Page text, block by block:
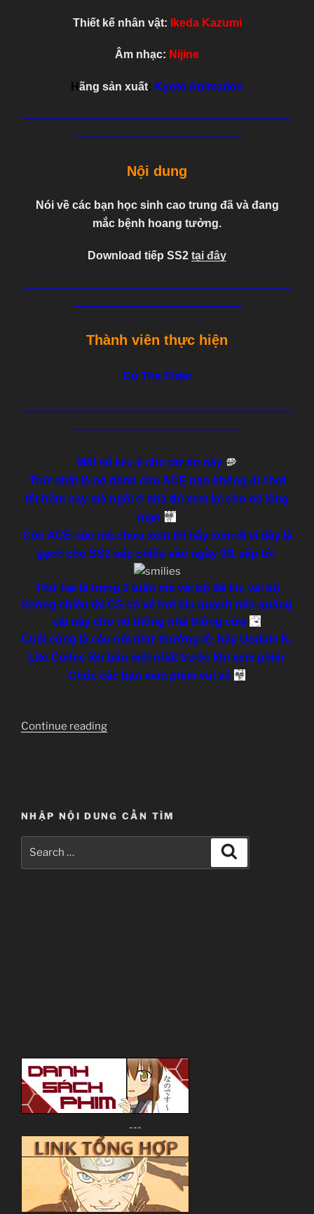
Thiết kế nhân vật: Ikeda Kazumi
Âm nhạc: Nijine
H ãng sản xuất: Kyoto Animation
————————————————————————
———————————————
Nội dung
Nói về các bạn học sinh cao trung đã và đang
mắc bệnh hoang tưởng.
Download tiếp SS2 tại đây
————————————————————————
———————————————
Thành viên thực hiện
Cú The Elder
————————————————————————
———————————————
Một số lưu ý cho dự án này
Thứ nhất là nó dành cho ACE nào không đi chơi
tết hôm nay mà ngồi ở nhà thì xem lại cho nó lãng
mạn
Còn ACE nào mà chưa xem thì hãy xem đi vì đây là
gạch cho SS2 sắp chiếu vào ngày 9/1 sắp tới
Thứ hai là trong 2 tuần mà vài bộ đã fin, vài bộ
không chiếu thì CS có vẻ hơi hiu quạnh nên quăng
cái này cho nó thông nhà thông cửa
Cuối cùng là câu nói như thường lệ: hãy Update K-
Lite Codec lên bản mới nhất trước khi xem phim
Chúc các bạn xem phim vui vẻ
Continue reading“Chuunibyou
[12
NHẬP NỘI DUNG CẦN TÌM
---